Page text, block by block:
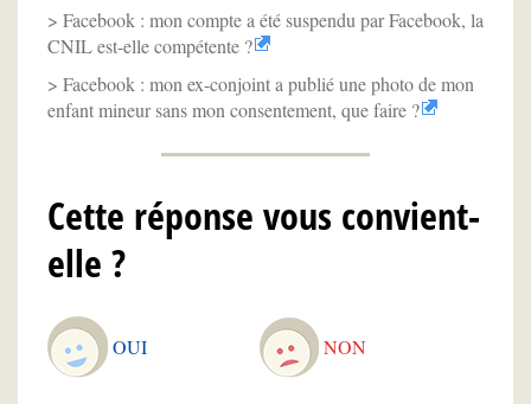
Facebook : mon compte a été suspendu par Facebook, la
CNIL est-elle compétente ?
Facebook : mon ex-conjoint a publié une photo de mon
enfant mineur sans mon consentement, que faire ?
Cette réponse vous convient-
elle ?
OUI NON